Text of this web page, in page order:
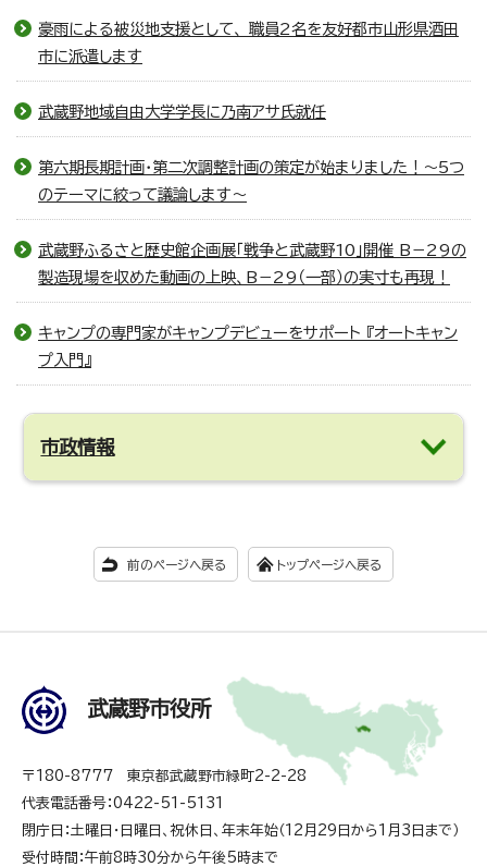
豪雨による被災地支援として、 職員2名を友好都市山形県酒田
市に派遣します
武蔵野地域自由大学学長に乃南アサ氏就任
第六期長期計画・第二次調整計画の策定が始まりました！～5つ
のテーマに絞って議論します～
武蔵野ふるさと歴史館企画展「戦争と武蔵野10」開催 B－29の
製造現場を収めた動画の上映、B－29（一部）の実寸も再現！
キャンプの専門家がキャンプデビューをサポート 『オートキャン
プ入門』
市政情報
前のページへ戻る トップページへ戻る
武蔵野市役所
〒180-8777 東京都武蔵野市緑町2-2-28
代表電話番号：0422-51-5131
閉庁日：土曜日・日曜日、祝休日、年末年始（12月29日から1月3日まで）
受付時間：午前8時30分から午後5時まで